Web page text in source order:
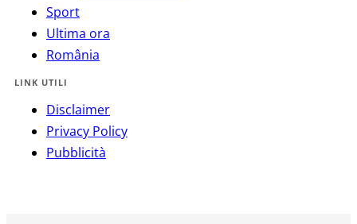
Sport
Ultima ora
România
LINK UTILI
Disclaimer
Privacy Policy
Pubblicità